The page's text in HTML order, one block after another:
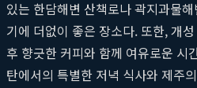
있는 한담해변 산책로나 곽지과물
기에 더없이 좋은 장소다. 또한, 개
후 향긋한 커피와 함께 여유로운 시
탄에서의 특별한 저녁 식사와 제주